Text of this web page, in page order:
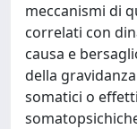
meccanismi di
correlati con
causa e
della
somatici o